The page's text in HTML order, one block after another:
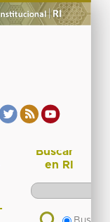
Buscar
en RI